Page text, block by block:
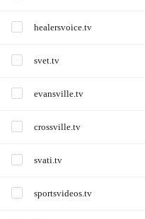
healersvoice.tv
svet.tv
evansville.tv
crossville.tv
svati.tv
sportsvideos.tv